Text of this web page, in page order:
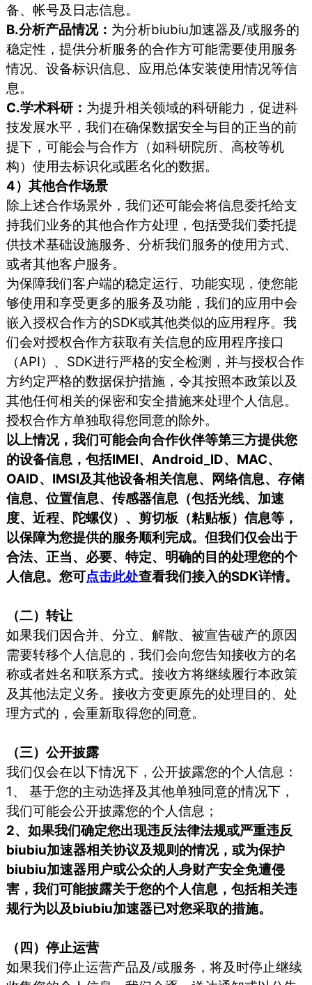
备、帐号及日志信息。
B.分析产品情况： 为分析biubiu加速器及/或服务的
稳定性，提供分析服务的合作方可能需要使用服务
情况、设备标识信息、应用总体安装使用情况等信
息。
C.学术科研： 为提升相关领域的科研能力，促进科
技发展水平，我们在确保数据安全与目的正当的前
提下，可能会与合作方（如科研院所、高校等机
构）使用去标识化或匿名化的数据。
4）其他合作场景
除上述合作场景外，我们还可能会将信息委托给支
持我们业务的其他合作方处理，包括受我们委托提
供技术基础设施服务、分析我们服务的使用方式、
或者其他客户服务。
为保障我们客户端的稳定运行、功能实现，使您能
够使用和享受更多的服务及功能，我们的应用中会
嵌入授权合作方的SDK或其他类似的应用程序。我
们会对授权合作方获取有关信息的应用程序接口
（API）、SDK进行严格的安全检测，并与授权合作
方约定严格的数据保护措施，令其按照本政策以及
其他任何相关的保密和安全措施来处理个人信息。
授权合作方单独取得您同意的除外。
以上情况，我们可能会向合作伙伴等第三方提供您
的设备信息，包括IMEI、Android_ID、MAC、
OAID、IMSI及其他设备相关信息、网络信息、存储
信息、位置信息、传感器信息（包括光线、加速
度、近程、陀螺仪）、剪切板（粘贴板）信息等，
以保障为您提供的服务顺利完成。但我们仅会出于
合法、正当、必要、特定、明确的目的处理您的个
人信息。您可点击此处查看我们接入的SDK详情。
（二）转让
如果我们因合并、分立、解散、被宣告破产的原因
需要转移个人信息的，我们会向您告知接收方的名
称或者姓名和联系方式。接收方将继续履行本政策
及其他法定义务。接收方变更原先的处理目的、处
理方式的，会重新取得您的同意。
（三）公开披露
我们仅会在以下情况下，公开披露您的个人信息：
1、 基于您的主动选择及其他单独同意的情况下，
我们可能会公开披露您的个人信息；
2、如果我们确定您出现违反法律法规或严重违反
biubiu加速器相关协议及规则的情况，或为保护
biubiu加速器用户或公众的人身财产安全免遭侵
害，我们可能披露关于您的个人信息，包括相关违
规行为以及biubiu加速器已对您采取的措施。
（四）停止运营
如果我们停止运营产品及/或服务，将及时停止继续